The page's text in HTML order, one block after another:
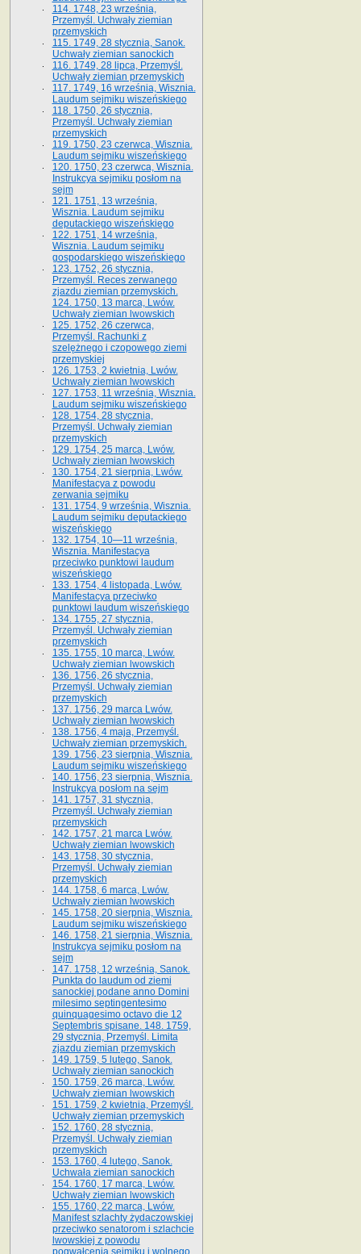
114. 1748, 23 września,
Przemyśl. Uchwały ziemian
przemyskich
115. 1749, 28 stycznia, Sanok.
Uchwały ziemian sanockich
116. 1749, 28 lipca, Przemyśl.
Uchwały ziemian przemyskich
117. 1749, 16 września, Wisznia.
Laudum sejmiku wiszeńskiego
118. 1750, 26 stycznia,
Przemyśl. Uchwały ziemian
przemyskich
119. 1750, 23 czerwca, Wisznia.
Laudum sejmiku wiszeńskiego
120. 1750, 23 czerwca, Wisznia.
Instrukcya sejmiku posłom na
sejm
121. 1751, 13 września,
Wisznia. Laudum sejmiku
deputackiego wiszeńskiego
122. 1751, 14 września,
Wisznia. Laudum sejmiku
gospodarskiego wiszeńskiego
123. 1752, 26 stycznia,
Przemyśl. Reces zerwanego
zjazdu ziemian przemyskich.
124. 1750, 13 marca, Lwów.
Uchwały ziemian lwowskich
125. 1752, 26 czerwca,
Przemyśl. Rachunki z
szelężnego i czopowego ziemi
przemyskiej
126. 1753, 2 kwietnia, Lwów.
Uchwały ziemian lwowskich
127. 1753, 11 września, Wisznia.
Laudum sejmiku wiszeńskiego
128. 1754, 28 stycznia,
Przemyśl. Uchwały ziemian
przemyskich
129. 1754, 25 marca, Lwów.
Uchwały ziemian lwowskich
130. 1754, 21 sierpnia, Lwów.
Manifestacya z powodu
zerwania sejmiku
131. 1754, 9 września, Wisznia.
Laudum sejmiku deputackiego
wiszeńskiego
132. 1754, 10—11 września,
Wisznia. Manifestacya
przeciwko punktowi laudum
wiszeńskiego
133. 1754, 4 listopada, Lwów.
Manifestacya przeciwko
punktowi laudum wiszeńskiego
134. 1755, 27 stycznia,
Przemyśl. Uchwały ziemian
przemyskich
135. 1755, 10 marca, Lwów.
Uchwały ziemian lwowskich
136. 1756, 26 stycznia,
Przemyśl. Uchwały ziemian
przemyskich
137. 1756, 29 marca Lwów.
Uchwały ziemian lwowskich
138. 1756, 4 maja, Przemyśl.
Uchwały ziemian przemyskich.
139. 1756, 23 sierpnia, Wisznia.
Laudum sejmiku wiszeńskiego
140. 1756, 23 sierpnia, Wisznia.
Instrukcya posłom na sejm
141. 1757, 31 stycznia,
Przemyśl. Uchwały ziemian
przemyskich
142. 1757, 21 marca Lwów.
Uchwały ziemian lwowskich
143. 1758, 30 stycznia,
Przemyśl. Uchwały ziemian
przemyskich
144. 1758, 6 marca, Lwów.
Uchwały ziemian lwowskich
145. 1758, 20 sierpnia, Wisznia.
Laudum sejmiku wiszeńskiego
146. 1758, 21 sierpnia, Wisznia.
Instrukcya sejmiku posłom na
sejm
147. 1758, 12 września, Sanok.
Punkta do laudum od ziemi
sanockiej podane anno Domini
milesimo septingentesimo
quinquagesimo octavo die 12
Septembris spisane. 148. 1759,
29 stycznia, Przemyśl. Limita
zjazdu ziemian przemyskich
149. 1759, 5 lutego, Sanok.
Uchwały ziemian sanockich
150. 1759, 26 marca, Lwów.
Uchwały ziemian lwowskich
151. 1759, 2 kwietnia, Przemyśl.
Uchwały ziemian przemyskich
152. 1760, 28 stycznia,
Przemyśl. Uchwały ziemian
przemyskich
153. 1760, 4 lutego, Sanok.
Uchwała ziemian sanockich
154. 1760, 17 marca, Lwów.
Uchwały ziemian lwowskich
155. 1760, 22 marca, Lwów.
Manifest szlachty żydaczowskiej
przeciwko senatorom i szlachcie
lwowskiej z po­wodu
pogwałcenia sejmiku i wolnego